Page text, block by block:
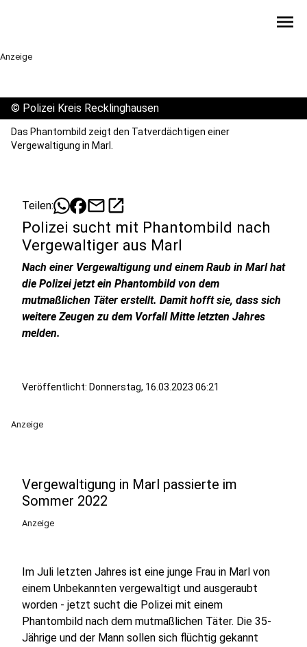
menu
Anzeige
© Polizei Kreis Recklinghausen
Das Phantombild zeigt den Tatverdächtigen einer
Vergewaltigung in Marl.
Teilen: mailopen_in_new
Polizei sucht mit Phantombild nach
Vergewaltiger aus Marl
Nach einer Vergewaltigung und einem Raub in Marl hat
die Polizei jetzt ein Phantombild von dem
mutmaßlichen Täter erstellt. Damit hofft sie, dass sich
weitere Zeugen zu dem Vorfall Mitte letzten Jahres
melden.
Veröffentlicht: Donnerstag, 16.03.2023 06:21
Anzeige
Vergewaltigung in Marl passierte im
Sommer 2022
Anzeige
Im Juli letzten Jahres ist eine junge Frau in Marl von
einem Unbekannten vergewaltigt und ausgeraubt
worden - jetzt sucht die Polizei mit einem
Phantombild nach dem mutmaßlichen Täter. Die 35-
Jährige und der Mann sollen sich flüchtig gekannt